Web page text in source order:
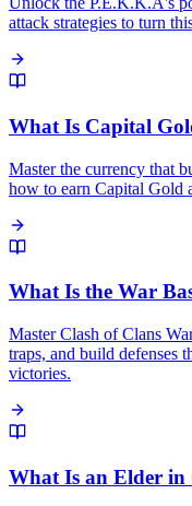
attack strategies to turn
What Is Capital
Master the currency that
how to earn Capital Gold
What Is the War
Master Clash of Clans
traps, and build defenses
victories.
What Is an Elder in